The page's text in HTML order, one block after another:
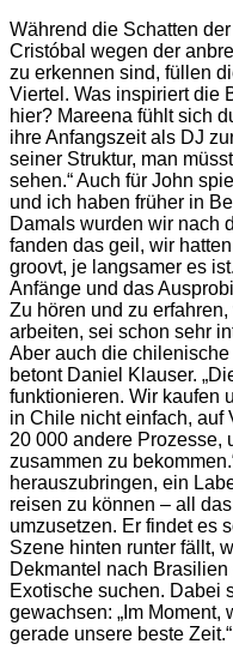
Während die Schatten
Cristóbal wegen der
zu erkennen sind, füllen
Viertel. Was inspiriert die
hier? Mareena fühlt sich
ihre Anfangszeit als DJ
seiner Struktur, man
sehen.“ Auch für John
und ich haben früher in
Damals wurden wir nach
fanden das geil, wir
groovt, je langsamer es
Anfänge und das
Zu hören und zu
arbeiten, sei schon sehr
Aber auch die
betont Daniel Klauser.
funktionieren. Wir kaufen
in Chile nicht einfach, auf
20 000 andere Prozesse,
zusammen zu
herauszubringen, ein
reisen zu können – all
umzusetzen. Er findet es
Szene hinten runter fällt,
Dekmantel nach
Exotische suchen. Dabei
gewachsen: „Im
gerade unsere beste Zeit.“